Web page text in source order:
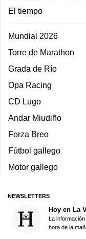
El tiempo
Mundial 2026
Torre de Marathon
Grada de Río
Opa Racing
CD Lugo
Andar Miudiño
Forza Breo
Fútbol gallego
Motor gallego
NEWSLETTERS
Hoy en La
La
hora de la